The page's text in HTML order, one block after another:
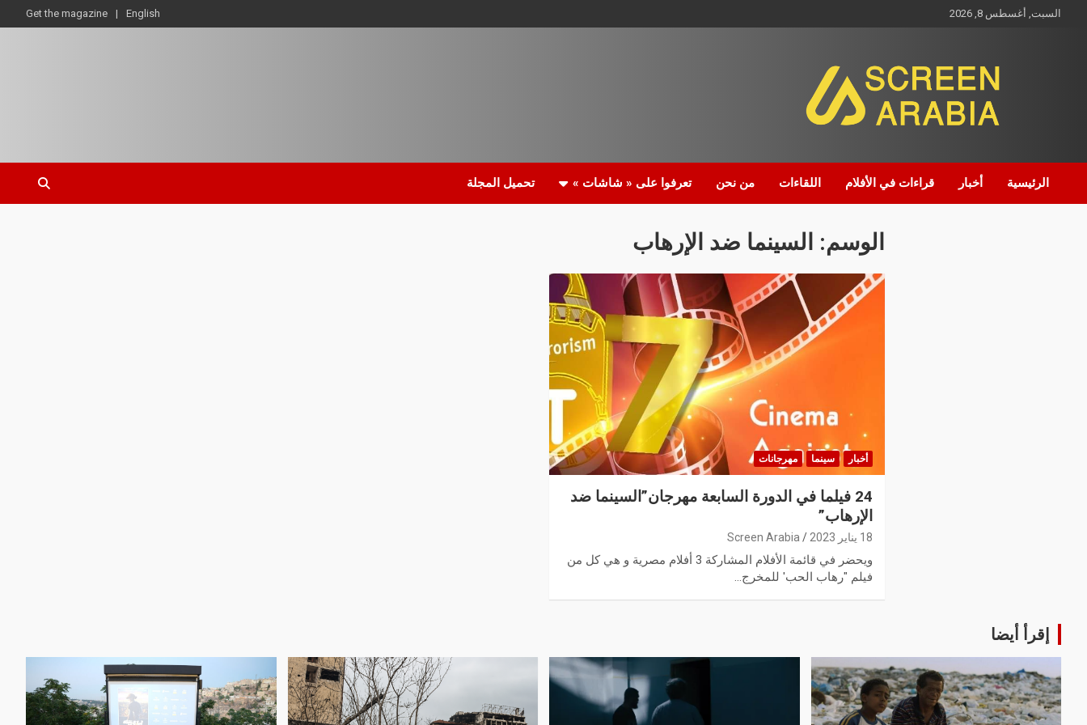
السبت, أغسطس 8, 2026 English
Get the magazine
Screen Arabia
الرئيسية أخبار قراءات في الأفلام اللقاءات من نحن تعرفوا على « شاشات » تحميل المجلة
الوسم: السينما ضد الإرهاب
أخبار سينما مهرجانات
24 فيلما في الدورة السابعة مهرجان”السينما ضد
الإرهاب”
18 يناير 2023 Screen Arabia
ويحضر في قائمة الأفلام المشاركة 3 أفلام مصرية و هي كل من
فيلم "رهاب الحب' للمخرج…
إقرأ أيضا